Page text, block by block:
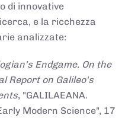
di innovative
e la ricchezza
analizzate:
Endgame. On the
Report on Galileo's
, "GALILAEANA.
Modern Science", 17